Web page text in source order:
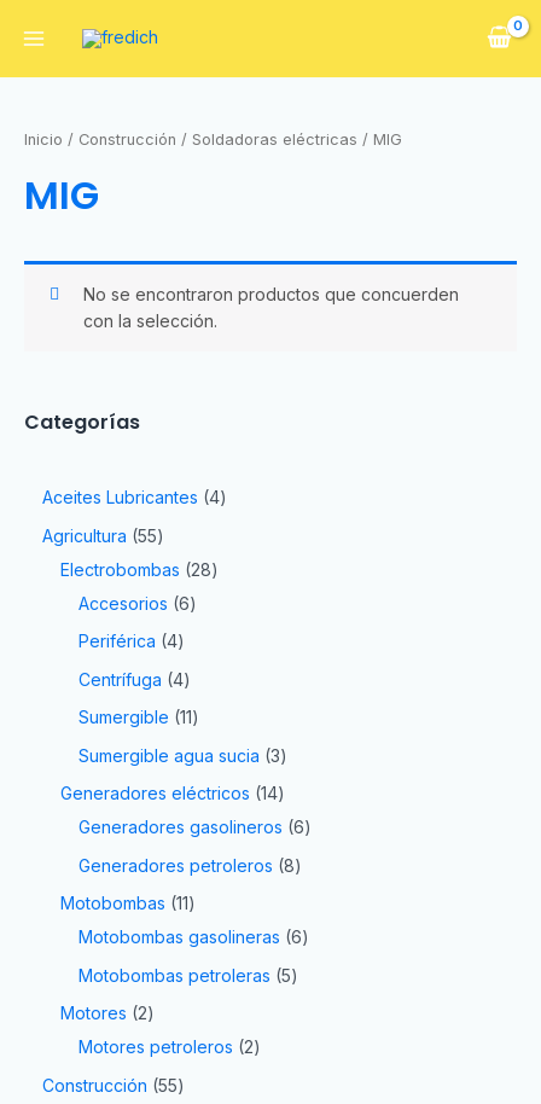
Categorías
Aceites Lubricantes 4
Agricultura 55
Electrobombas
28
Accesorios 6
Periférica 4
Centrífuga 4
Sumergible 11
Sumergible agua sucia 3
Generadores eléctricos 14
Generadores gasolineros 6
Generadores petroleros 8
Motobombas 11
Motobombas gasolineras 6
Motobombas petroleras 5
Motores
2
Motores petroleros
2
Construcción 55
Inicio / Construcción / Soldadoras eléctricas / MIG
MIG
No se encontraron productos que concuerden
con la selección.